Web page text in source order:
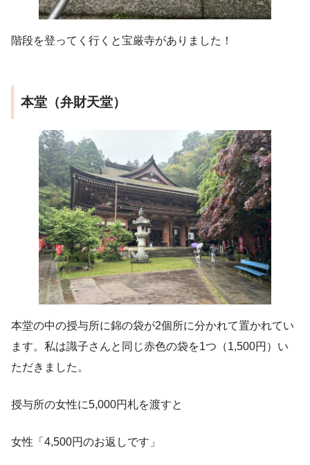
階段を登ってく行くと宝厳寺がありました！
本堂（弁財天堂）
本堂の中の授与所に錦の袋が2個所に分かれて置かれてい
ます。私は識子さんと同じ赤色の袋を1つ（1,500円）い
ただきました。
授与所の女性に5,000円札を渡すと
女性「4,500円のお返しです」